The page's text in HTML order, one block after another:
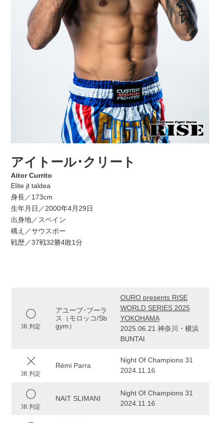
アイトール･クリート
Aitor Currito
Elite jt taldea
身長／173cm
生年月日／2000年4月29日
出身地／スペイン
構え／サウスポー
戦歴／37戦32勝4敗1分
3R 判定
アユーブ･ブーラ
ス（モロッコ/Sb
gym）
OURO presents RISE
WORLD SERIES 2025
YOKOHAMA
2025.06.21 神奈川・横浜
BUNTAI
3R 判定
Rémi Parra
Night Of Champions 31
2024.11.16
3R 判定
NAIT SLIMANI
Night Of Champions 31
2024.11.16